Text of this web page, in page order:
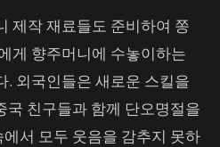
제작 재료들도 준비하여 쫑
게 향주머니에 수놓이하는
. 외국인들은 새로운 스킬을
국 친구들과 함께 단오명절을
서 모두 웃음을 감추지 못하